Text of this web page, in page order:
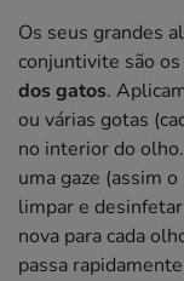
Os seus grandes
conjuntivite são os
dos gatos.
ou várias gotas
no interior do
uma gaze (assim
limpar e
nova para cada
passa